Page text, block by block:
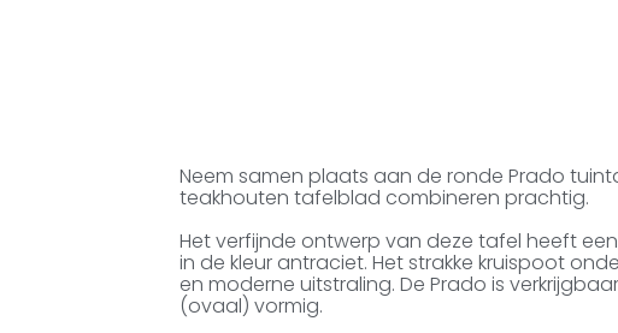
Neem samen plaats aan de ronde Prado
teakhouten tafelblad combineren prachtig.
Het verfijnde ontwerp van deze tafel heeft
in de kleur antraciet. Het strakke kruispoot
en moderne uitstraling. De Prado is
(ovaal) vormig.